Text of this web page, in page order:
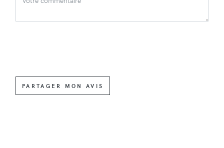
PARTAGER MON AVIS